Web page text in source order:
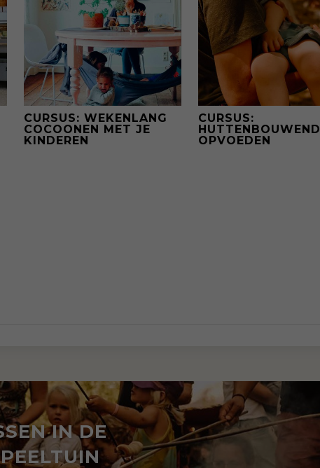
CURSUS: WEKENLANG
COCOONEN MET JE
KINDEREN
CURSUS:
HUTTENBOUWEND
OPVOEDEN
IN DE